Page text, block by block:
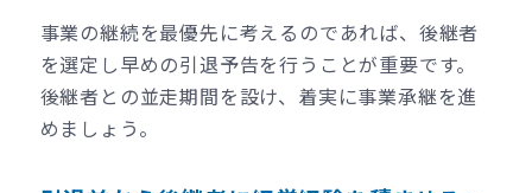
事業の継続を最優先に考えるのであれば、後継者
を選定し早めの引退予告を行うことが重要です。
後継者との並走期間を設け、着実に事業承継を進
めましょう。